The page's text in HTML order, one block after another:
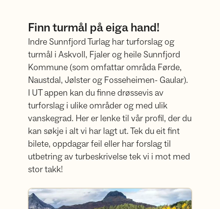
Finn turmål på eiga hand!
Indre Sunnfjord Turlag har turforslag og
turmål i Askvoll, Fjaler og heile Sunnfjord
Kommune (som omfattar områda Førde,
Naustdal, Jølster og Fosseheimen- Gaular).
I UT appen kan du finne drøssevis av
turforslag i ulike områder og med ulik
vanskegrad. Her er lenke til vår profil, der du
kan søkje i alt vi har lagt ut. Tek du eit fint
bilete, oppdagar feil eller har forslag til
utbetring av turbeskrivelse tek vi i mot med
stor takk!
Indre Sunnfjord Turlag sin UT profil